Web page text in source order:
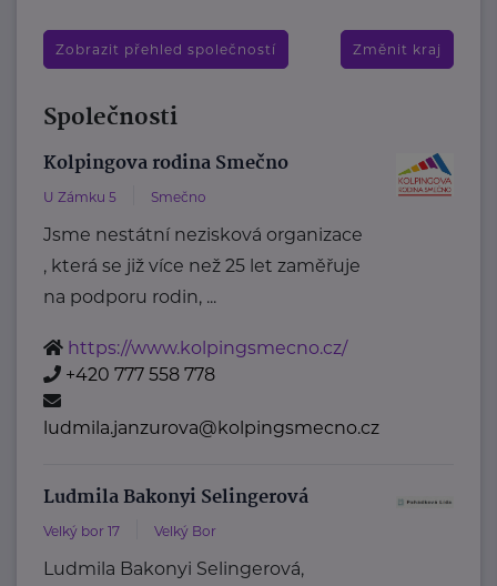
Zobrazit přehled společností Změnit kraj
Společnosti
Kolpingova rodina Smečno
U Zámku 5 Smečno
Jsme nestátní nezisková organizace
, která se již více než 25 let zaměřuje
na podporu rodin, ...
https://www.kolpingsmecno.cz/
+420 777 558 778
ludmila.janzurova@kolpingsmecno.cz
Ludmila Bakonyi Selingerová
Velký bor 17 Velký Bor
Ludmila Bakonyi Selingerová,